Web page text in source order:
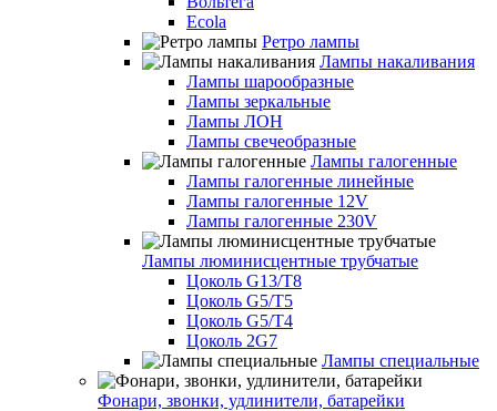
Ecola
Ретро лампы
Лампы накаливания
Лампы шарообразные
Лампы зеркальные
Лампы ЛОН
Лампы свечеобразные
Лампы галогенные
Лампы галогенные линейные
Лампы галогенные 12V
Лампы галогенные 230V
Лампы люминисцентные трубчатые
Цоколь G13/T8
Цоколь G5/Т5
Цоколь G5/T4
Цоколь 2G7
Лампы специальные
Фонари, звонки, удлинители, батарейки